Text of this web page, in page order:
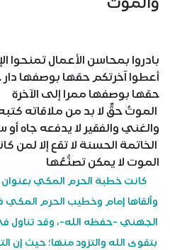
بادروا بمحاسن الأعمال تمنحوا
أعطوا آخرتكم حقها بوصفها
حقها بوصفها ممرا إلى الآخرة
الموتُ حقٌّ لا بد من ملاقاته
والغني والفقير لا يدفعه جاه أو
الخاتمة الحسنة لا تقع إلا
الموت لا يمكن تصنُّعُها
كانت خطبة الحرم المكي بعنوان
وألقاها إمام وخطيب الحرم المكي
الجهني -حفظه الله-، وقد تناول
بتقوى الله والتزود منها؛ حيث إن